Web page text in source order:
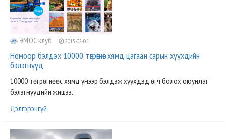
ЭМОС клуб 2015-02-05
Номоор бэлдэх 10000 төгрөгнөөс хямд цагаан сарын хүүхдийн
бэлэгнүүд
10000 төгрөгнөөс хямд үнээр бэлдэж хүүхдэд өгч болох оюунлаг
бэлэгнүүдийн жишээ..
Дэлгэрэнгүй